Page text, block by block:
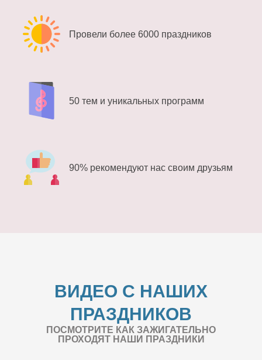
Провели более 6000 праздников
50 тем и уникальных программ
90% рекомендуют нас своим друзьям
ВИДЕО С НАШИХ
ПРАЗДНИКОВ
ПОСМОТРИТЕ КАК ЗАЖИГАТЕЛЬНО
ПРОХОДЯТ НАШИ ПРАЗДНИКИ